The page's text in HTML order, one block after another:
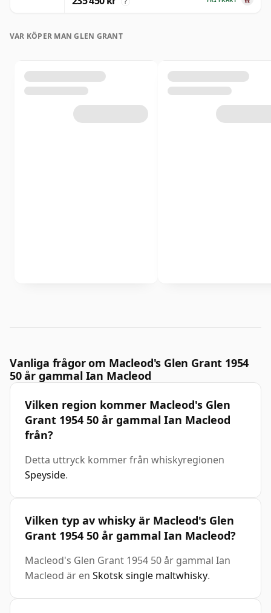
VAR KÖPER MAN GLEN GRANT
Vanliga frågor om Macleod's Glen Grant 1954
50 år gammal Ian Macleod
Vilken region kommer Macleod's Glen
Grant 1954 50 år gammal Ian Macleod
från?
Detta uttryck kommer från whiskyregionen
Speyside.
Vilken typ av whisky är Macleod's Glen
Grant 1954 50 år gammal Ian Macleod?
Macleod's Glen Grant 1954 50 år gammal Ian
Macleod är en Skotsk single maltwhisky.